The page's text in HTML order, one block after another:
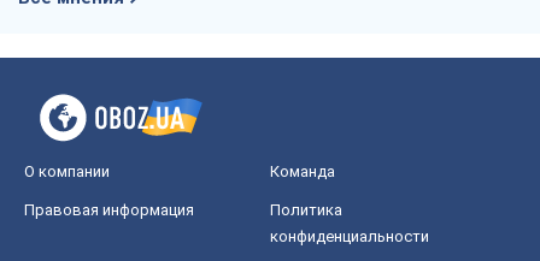
О компании Команда
Правовая информация
Политика
конфиденциальности